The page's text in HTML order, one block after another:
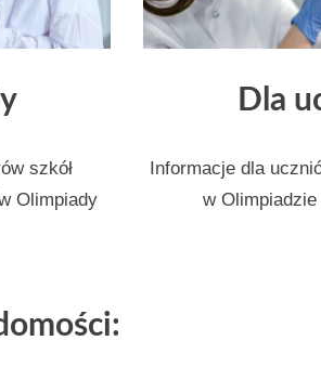
szkół
Olimpiady
Dla
Informacje dla
w